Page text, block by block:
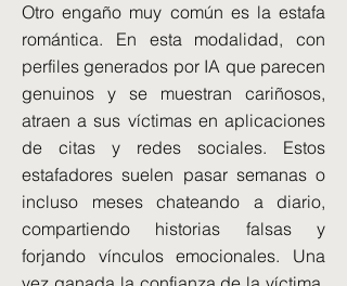
Otro engaño muy común es la estafa
romántica. En esta modalidad, con
perfiles generados por IA que parecen
genuinos y se muestran cariñosos,
atraen a sus víctimas en aplicaciones
de citas y redes sociales. Estos
estafadores suelen pasar semanas o
incluso meses chateando a diario,
compartiendo historias falsas y
forjando vínculos emocionales. Una